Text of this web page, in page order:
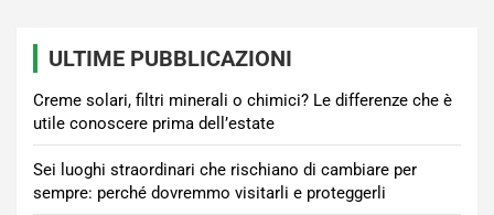
ULTIME PUBBLICAZIONI
Creme solari, filtri minerali o chimici? Le differenze che è
utile conoscere prima dell’estate
Sei luoghi straordinari che rischiano di cambiare per
sempre: perché dovremmo visitarli e proteggerli